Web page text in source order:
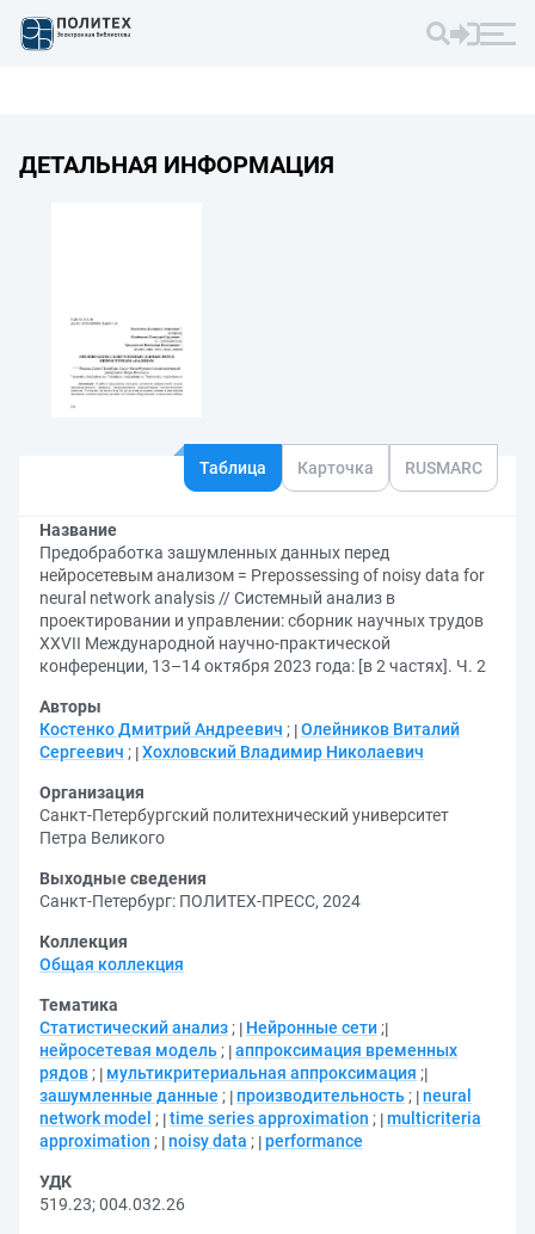
ДЕТАЛЬНАЯ ИНФОРМАЦИЯ
Таблица Карточка RUSMARC
Название
Предобработка зашумленных данных перед
нейросетевым анализом = Prepossessing of noisy data for
neural network analysis // Системный анализ в
проектировании и управлении: сборник научных трудов
XXVII Международной научно-практической
конференции, 13–14 октября 2023 года: [в 2 частях]. Ч. 2
Авторы
Костенко Дмитрий Андреевич ; Олейников Виталий
Сергеевич ; Хохловский Владимир Николаевич
Организация
Санкт-Петербургский политехнический университет
Петра Великого
Выходные сведения
Санкт-Петербург: ПОЛИТЕХ-ПРЕСС, 2024
Коллекция
Общая коллекция
Тематика
Статистический анализ ; Нейронные сети ;
нейросетевая модель ; аппроксимация временных
рядов ; мультикритериальная аппроксимация ;
зашумленные данные ; производительность ; neural
network model ; time series approximation ; multicriteria
approximation ; noisy data ; performance
УДК
519.23;004.032.26